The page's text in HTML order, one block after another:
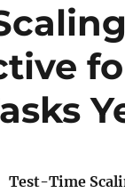
Test-Time